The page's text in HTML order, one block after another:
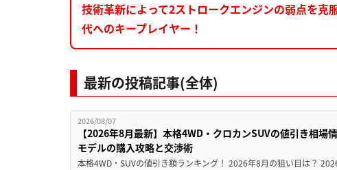
技術革新によって2ストロークエンジンの弱点を
代へのキープレイヤー！
最新の投稿記事(全体)
2026/08/07
【2026年8月最新】本格4WD・クロカンSUVの値引き相場
モデルの購入攻略と交渉術
本格4WD・SUVの値引き額ランキング！ 2026年8月の狙い目は？